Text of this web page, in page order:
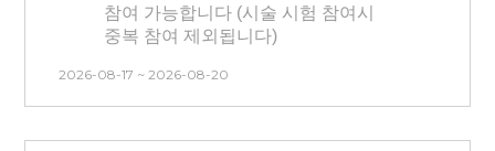
관련 시술 및 속눈썹 연장, 눈썹문신,
피부 관리 모두 없는 분)
-모든 내용을 읽어보시고 피부가
- 왼쪽 전박부에 상처 및 문신 없으신
외출불가)
참여 가능합니다 (시술 시험 참여시
중복 참여 제외됩니다)
- 피부기기로 피부 측정하는
2026-08-17 ~ 2026-08-20